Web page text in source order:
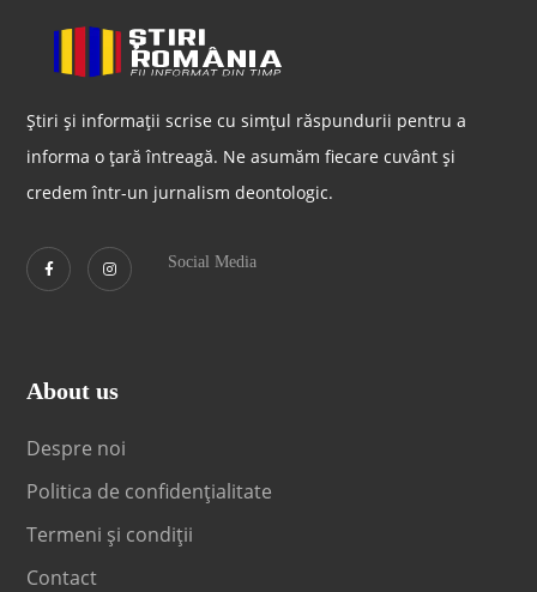
Știri și informații scrise cu simțul răspundurii pentru a
informa o țară întreagă. Ne asumăm fiecare cuvânt și
credem într-un jurnalism deontologic.
Social Media
About us
Despre noi
Politica de confidențialitate
Termeni și condiții
Contact